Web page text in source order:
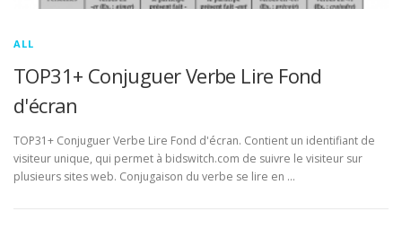
ALL
TOP31+ Conjuguer Verbe Lire Fond
d'écran
TOP31+ Conjuguer Verbe Lire Fond d'écran. Contient un identifiant de
visiteur unique, qui permet à bidswitch.com de suivre le visiteur sur
plusieurs sites web. Conjugaison du verbe se lire en …